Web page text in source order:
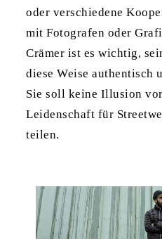
oder verschiedene
mit Fotografen oder
Crämer ist es wichtig,
diese Weise authentisch
Sie soll keine Illusion
Leidenschaft für
teilen.